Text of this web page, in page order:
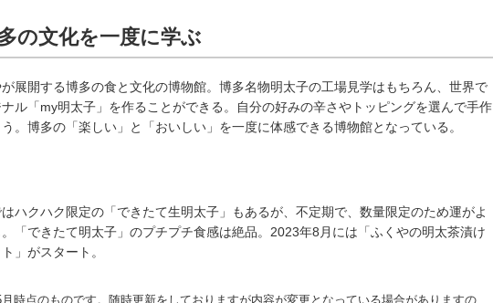
の文化を一度に学ぶ
展開する博多の食と文化の博物館。博多名物明太子の工場見学はもちろん、世界で
ル「my明太子」を作ることができる。自分の好みの辛さやトッピングを選んで手作
。博多の「楽しい」と「おいしい」を一度に体感できる博物館となっている。
ハクハク限定の「できたて生明太子」もあるが、不定期で、数量限定のため運がよ
「できたて明太子」のプチプチ食感は絶品。2023年8月には「ふくやの明太茶漬け
」がスタート。
時点のものです。随時更新をしておりますが内容が変更となっている場合がありますの